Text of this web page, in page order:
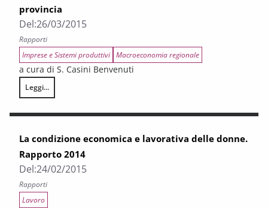
provincia
Del:26/03/2015
Rapporti
Imprese e Sistemi produttivi Macroeconomia regionale
a cura di S. Casini Benvenuti
Leggi...
Relazioni locali e transnazionali delle imprese cinesi di Prato e loro
La condizione economica e lavorativa delle donne.
Rapporto 2014
Del:24/02/2015
Rapporti
Lavoro